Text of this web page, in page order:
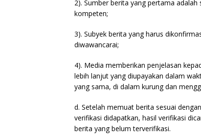
2). Sumber berita yang pertama
kompeten;
3). Subyek berita yang harus
diwawancarai;
4). Media memberikan penjelasan
lebih lanjut yang diupayakan dalam
yang sama, di dalam kurung dan
d. Setelah memuat berita sesuai
verifikasi didapatkan, hasil verifikasi
berita yang belum terverifikasi.